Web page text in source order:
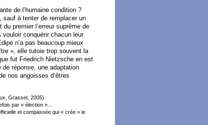
de l’humaine condition ?
sauf à tenter de remplacer un
premier l’erreur suprême de
conquérir chacun leur
n’a pas beaucoup mieux
», elle tutoie trop souvent la
fut Friedrich Nietzsche en est
de réponse, une adaptation
nos angoisses d’êtres
Grasset, 2005).
par « élection »…
et compassée qui « crée » le